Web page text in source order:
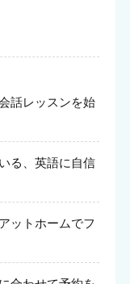
話レッスンを始
る、英語に自信
ットホームでフ